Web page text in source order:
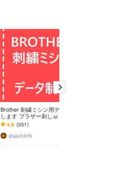
Brother 刺繍ミシン用データ製作
します ブラザー刺しゅうミシン
をお持ちの方！データを作りま
す！
4.9 (351)
asao04mi